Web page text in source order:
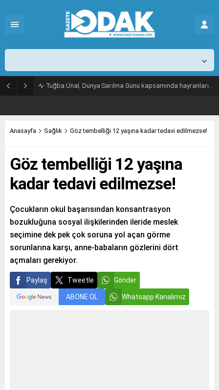
Tuğba Ünal, Dünya Sarılma Günü kapsamında hayranlarıyla buluştu
Anasayfa Sağlık Göz tembelliği 12 yaşına kadar tedavi edilmezse!
Göz tembelliği 12 yaşına
kadar tedavi edilmezse!
Çocukların okul başarısından konsantrasyon
bozukluğuna sosyal ilişkilerinden ileride meslek
seçimine dek pek çok soruna yol açan görme
sorunlarına karşı, anne-babaların gözlerini dört
açmaları gerekiyor.
Paylaş Tweetle Gönder
ABONE OL Whatsapp Kanalımız